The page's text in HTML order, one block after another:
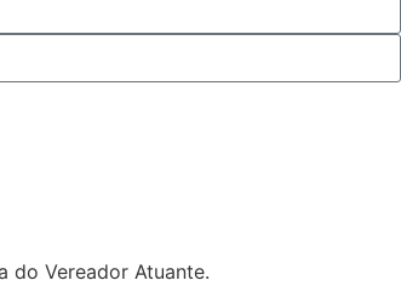
do Vereador Atuante.